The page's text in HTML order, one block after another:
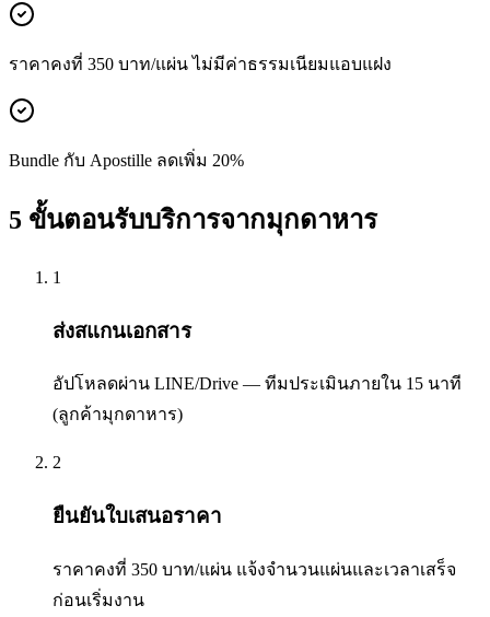
ราคาคงที่ 350 บาท/แผ่น ไม่มีค่าธรรมเนียมแอบแฝง
Bundle กับ Apostille ลดเพิ่ม 20%
5 ขั้นตอนรับบริการจากมุกดาหาร
1
ส่งสแกนเอกสาร
อัปโหลดผ่าน LINE/Drive — ทีมประเมินภายใน 15 นาที
(ลูกค้ามุกดาหาร)
2
ยืนยันใบเสนอราคา
ราคาคงที่ 350 บาท/แผ่น แจ้งจำนวนแผ่นและเวลาเสร็จ
ก่อนเริ่มงาน